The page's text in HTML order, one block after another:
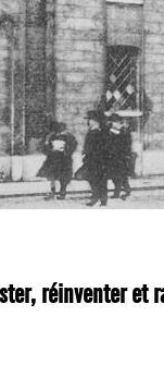
réinventer